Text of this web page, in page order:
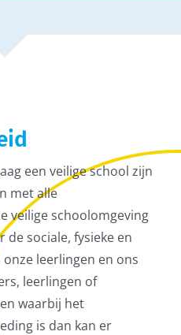
een veilige school zijn
met alle
veilige schoolomgeving
sociale, fysieke en
leerlingen en ons
leerlingen of
waarbij het
is dan kan er